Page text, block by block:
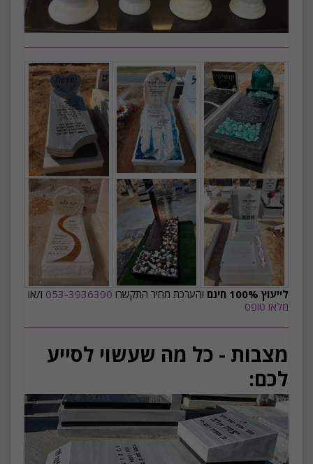
לייעוץ 100% חינם והערכת מחיר התקשרו 053-3936390 ו/או
מלאו טופס
מצבות - כל מה שעשוי לסייע
לכם: